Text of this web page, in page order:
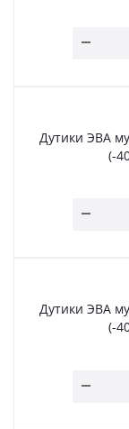
Дутики ЭВА
(-
Дутики ЭВА
(-